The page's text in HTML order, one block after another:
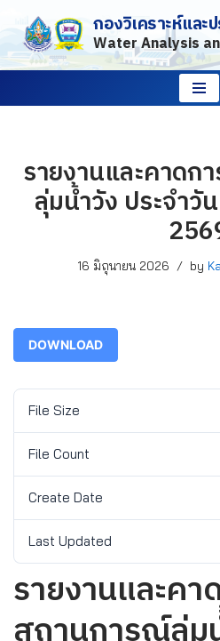
Skip
to
กองวิเคราะห์แล
Water Analysis
รายงานและคาด
ลุ่มน้ำวัง ประจำ
16 มิถุนายน 2026 by
DOWNLOAD
File Size
File Count
Create Date
Last Updated
รายงานและค